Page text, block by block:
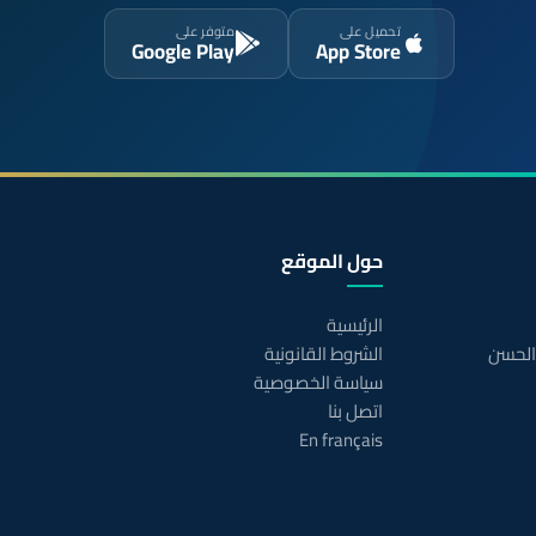
تحميل على
App Store
متوفر على
Google Play
حول الموقع
الرئيسية
الشروط القانونية
سياسة الخصوصية
اتصل بنا
En français